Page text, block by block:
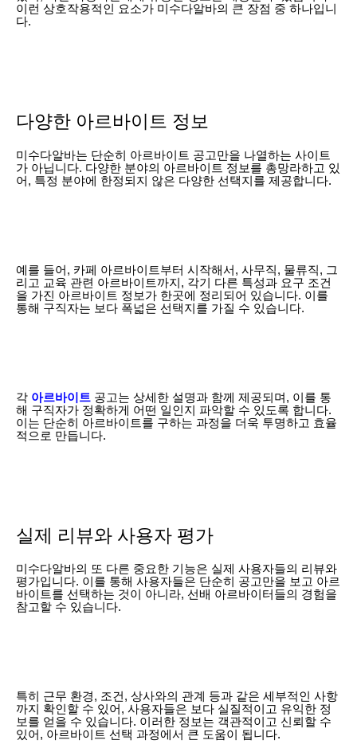
이런 상호작용적인 요소가 미수다알바의 큰 장점 중 하나입니
다.
다양한 아르바이트 정보
미수다알바는 단순히 아르바이트 공고만을 나열하는 사이트
가 아닙니다. 다양한 분야의 아르바이트 정보를 총망라하고 있
어, 특정 분야에 한정되지 않은 다양한 선택지를 제공합니다.
예를 들어, 카페 아르바이트부터 시작해서, 사무직, 물류직, 그
리고 교육 관련 아르바이트까지, 각기 다른 특성과 요구 조건
을 가진 아르바이트 정보가 한곳에 정리되어 있습니다. 이를
통해 구직자는 보다 폭넓은 선택지를 가질 수 있습니다.
각 아르바이트 공고는 상세한 설명과 함께 제공되며, 이를 통
해 구직자가 정확하게 어떤 일인지 파악할 수 있도록 합니다.
이는 단순히 아르바이트를 구하는 과정을 더욱 투명하고 효율
적으로 만듭니다.
실제 리뷰와 사용자 평가
미수다알바의 또 다른 중요한 기능은 실제 사용자들의 리뷰와
평가입니다. 이를 통해 사용자들은 단순히 공고만을 보고 아르
바이트를 선택하는 것이 아니라, 선배 아르바이터들의 경험을
참고할 수 있습니다.
특히 근무 환경, 조건, 상사와의 관계 등과 같은 세부적인 사항
까지 확인할 수 있어, 사용자들은 보다 실질적이고 유익한 정
보를 얻을 수 있습니다. 이러한 정보는 객관적이고 신뢰할 수
있어, 아르바이트 선택 과정에서 큰 도움이 됩니다.